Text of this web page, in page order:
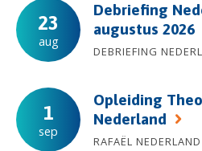
23
aug
Debriefing
augustus 2026
DEBRIEFING
1
sep
Opleiding
Nederland
RAFAËL